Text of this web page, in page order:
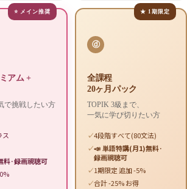
⭐ メイン推奨
アム +
で挑戦したい方
ス
料·録画視聴可
★ 1期限定
ⓓ
全課程
20ヶ月パック
TOPIK 3級まで、
一気に学び切りたい方
4段階すべて(80文法)
📣 単語特講(月1)無料·
録画視聴可
1期限定 追加 -5%
合計 -25% お得